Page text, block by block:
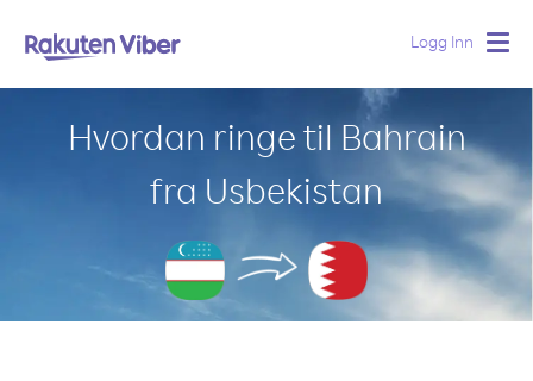
Logg Inn
Hvordan ringe til Bahrain
fra Usbekistan